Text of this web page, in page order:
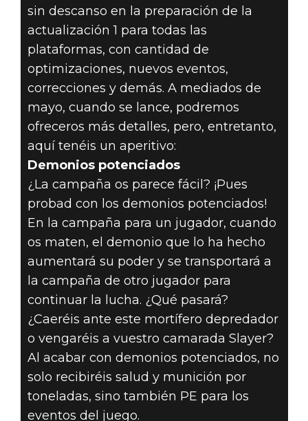
sin descanso en la preparación de la
actualización 1 para todas las
plataformas, con cantidad de
optimizaciones, nuevos eventos,
correcciones y demás. A mediados de
mayo, cuando se lance, podremos
ofreceros más detalles, pero, entretanto,
aquí tenéis un aperitivo:
Demonios potenciados
¿La campaña os parece fácil? ¡Pues
probad con los demonios potenciados!
En la campaña para un jugador, cuando
os maten, el demonio que lo ha hecho
aumentará su poder y se transportará a
la campaña de otro jugador para
continuar la lucha. ¿Qué pasará?
¿Caeréis ante este mortífero depredador
o vengaréis a vuestro camarada Slayer?
Al acabar con demonios potenciados, no
solo recibiréis salud y munición por
toneladas, sino también PE para los
eventos del juego.